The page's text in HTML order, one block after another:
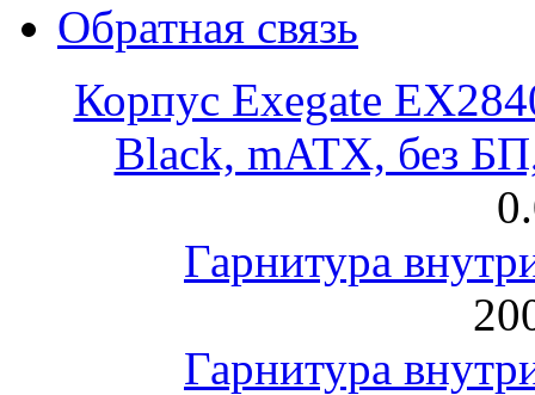
Обратная связь
Корпус Exegate
Black, mATX, без
Гарнитура
Гарнитура